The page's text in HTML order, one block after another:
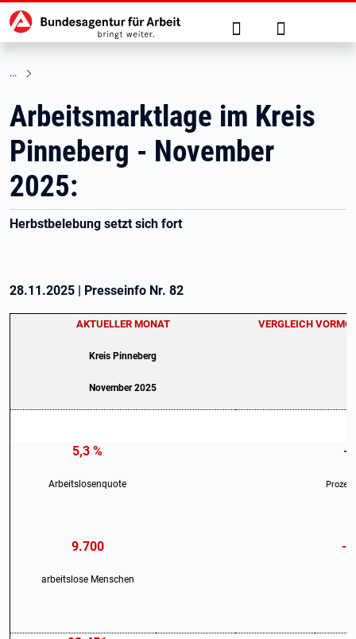
zu den Hauptinhalten springen
Hauptnavigation Suche Anmelden
Arbeitsmarktlage im Kreis
Pinneberg - November
2025:
Herbstbelebung setzt sich fort
28.11.2025 | Presseinfo Nr. 82
AKTUELLER MONAT
Kreis Pinneberg
VERGLEICH
November 2025
5,3 % -
Arbeitslosenquote
9.700 -
arbeitslose Menschen